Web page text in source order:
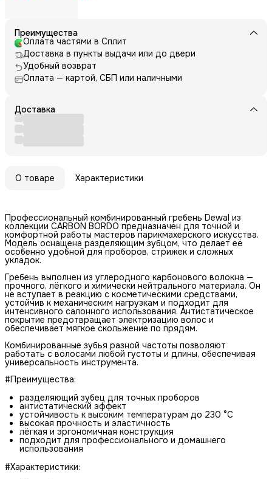
Преимущества
Оплата частями в Сплит
Доставка в пункты выдачи или до двери
Удобный возврат
Оплата — картой, СБП или наличными
Доставка
О товаре Характеристики
Профессиональный комбинированный гребень Dewal из
коллекции CARBON BORDO предназначен для точной и
комфортной работы мастеров парикмахерского искусства.
Модель оснащена разделяющим зубцом, что делает её
особенно удобной для проборов, стрижек и сложных
укладок.
Гребень выполнен из углеродного карбонового волокна —
прочного, лёгкого и химически нейтрального материала. Он
не вступает в реакцию с косметическими средствами,
устойчив к механическим нагрузкам и подходит для
интенсивного салонного использования. Антистатическое
покрытие предотвращает электризацию волос и
обеспечивает мягкое скольжение по прядям.
Комбинированные зубья разной частоты позволяют
работать с волосами любой густоты и длины, обеспечивая
универсальность инструмента.
#Преимущества:
разделяющий зубец для точных проборов
антистатический эффект
устойчивость к высоким температурам до 230 °C
высокая прочность и эластичность
лёгкая и эргономичная конструкция
подходит для профессионального и домашнего
использования
#Характеристики: